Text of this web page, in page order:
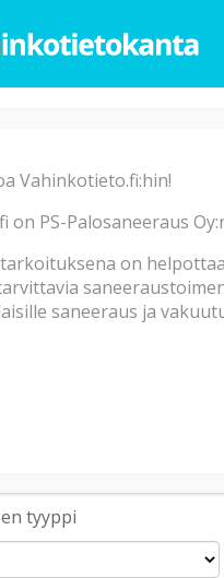
tyyppi
Vahinkotieto.fi:hin!
on PS-Palosaneeraus
on
saneeraus ja